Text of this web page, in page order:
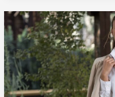
Bruiloft:
Complete
Styling
Gids
2025